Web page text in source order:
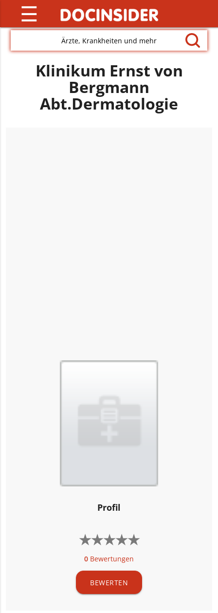
☰
Ärzte, Krankheiten und mehr
Klinikum Ernst von
Bergmann
Abt.Dermatologie
Profil
★★★★★
★★★★★
0 Bewertungen
BEWERTEN